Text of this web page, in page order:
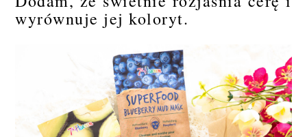
wyrównuje jej koloryt.